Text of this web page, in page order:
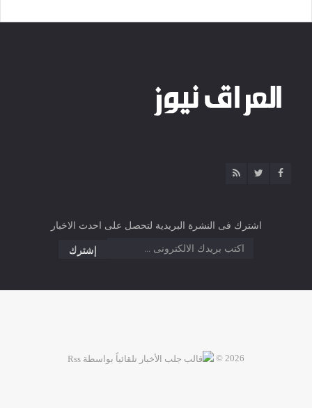
اشترك فى النشرة البريدية لتحصل على احدث الاخبار
2026 ©